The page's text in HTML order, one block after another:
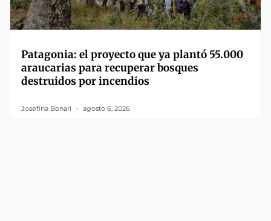
Patagonia: el proyecto que ya plantó 55.000
araucarias para recuperar bosques
destruidos por incendios
Josefina Bonari agosto 6, 2026